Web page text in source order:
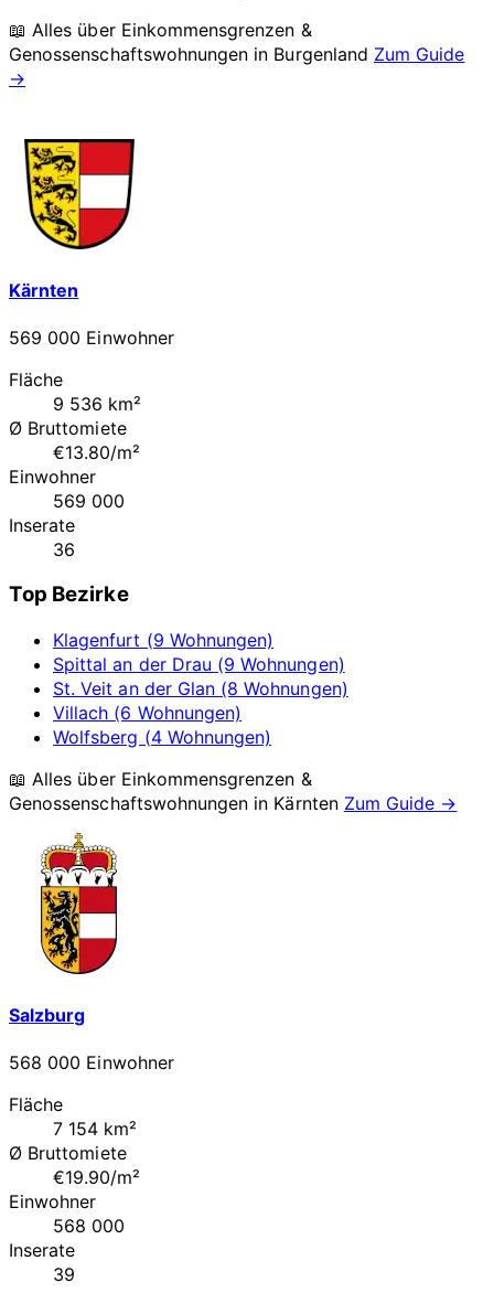
📖 Alles über Einkommensgrenzen &
Genossenschaftswohnungen in Burgenland Zum Guide
→
Kärnten
569 000 Einwohner
Fläche
9 536 km²
Ø Bruttomiete
€13.80/m²
Einwohner
569 000
Inserate
36
Top Bezirke
Klagenfurt (9 Wohnungen)
Spittal an der Drau (9 Wohnungen)
St. Veit an der Glan (8 Wohnungen)
Villach (6 Wohnungen)
Wolfsberg (4 Wohnungen)
📖 Alles über Einkommensgrenzen &
Genossenschaftswohnungen in Kärnten Zum Guide →
Salzburg
568 000 Einwohner
Fläche
7 154 km²
Ø Bruttomiete
€19.90/m²
Einwohner
568 000
Inserate
39